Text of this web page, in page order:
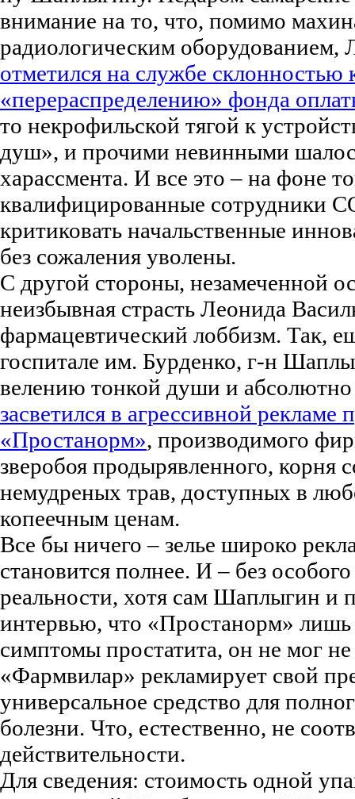
внимание на то, что, помимо
радиологическим оборудованием,
отметился на службе склонностью
«перераспределению» фонда
то некрофильской тягой к
душ», и прочими невинными
харассмента. И все это – на фоне
квалифицированные сотрудники
критиковать начальственные
без сожаления уволены.
С другой стороны, незамеченной
неизбывная страсть Леонида
фармацевтический лоббизм. Так,
госпитале им. Бурденко, г-н
велению тонкой души и
засветился в агрессивной рекламе
«Простанорм», производимого
зверобоя продырявленного, корня
немудреных трав, доступных в
копеечным ценам.
Все бы ничего – зелье широко
становится полнее. И – без
реальности, хотя сам Шаплыгин и
интервью, что «Простанорм» лишь
симптомы простатита, он не мог не
«Фармвилар» рекламирует свой
универсальное средство для
болезни. Что, естественно, не
действительности.
Для сведения: стоимость одной